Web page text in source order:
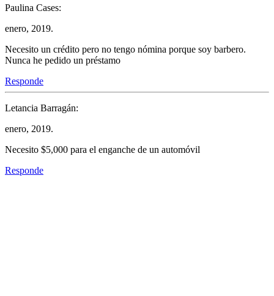
Paulina Cases:
enero, 2019.
Necesito un crédito pero no tengo nómina porque soy barbero.
Nunca he pedido un préstamo
Responde
Letancia Barragán:
enero, 2019.
Necesito $5,000 para el enganche de un automóvil
Responde